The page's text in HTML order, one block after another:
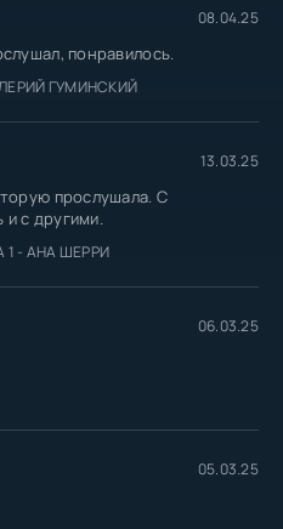
08.04.25
понравилось.
ГУМИНСКИЙ
13.03.25
прослушала. С
с другими.
1 - АНА ШЕРРИ
06.03.25
05.03.25